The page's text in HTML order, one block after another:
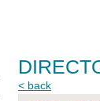
< back